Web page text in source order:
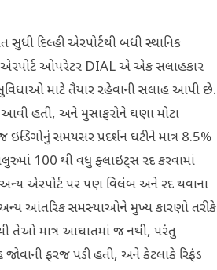
દિલ્હી એરપોર્ટથી બધી સ્થાનિક
એરપોર્ટ ઓપરેટર DIAL એ એક સલાહકાર
માટે તૈયાર રહેવાની સલાહ આપી છે.
હતી, અને મુસાફરોને ઘણા મોટા
સમયસર પ્રદર્શન ઘટીને માત્ર 8.5%
100 થી વધુ ફ્લાઇટ્સ રદ કરવામાં
એરપોર્ટ પર પણ વિલંબ અને રદ થવાના
આંતરિક સમસ્યાઓને મુખ્ય કારણો તરીકે
તેઓ માત્ર આઘાતમાં જ નથી, પરંતુ
ફરજ પડી હતી, અને કેટલાકે રિફંડ